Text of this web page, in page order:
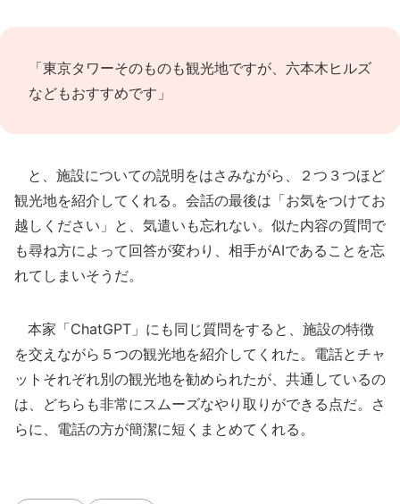
「東京タワーそのものも観光地ですが、六本木ヒルズ
などもおすすめです」
と、施設についての説明をはさみながら、２つ３つほど
観光地を紹介してくれる。会話の最後は「お気をつけてお
越しください」と、気遣いも忘れない。似た内容の質問で
も尋ね方によって回答が変わり、相手がAIであることを忘
れてしまいそうだ。
本家「ChatGPT」にも同じ質問をすると、施設の特徴
を交えながら５つの観光地を紹介してくれた。電話とチャ
ットそれぞれ別の観光地を勧められたが、共通しているの
は、どちらも非常にスムーズなやり取りができる点だ。さ
らに、電話の方が簡潔に短くまとめてくれる。